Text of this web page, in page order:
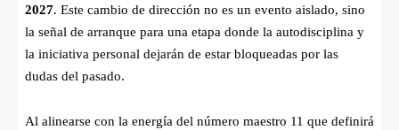
2027. Este cambio de dirección no es un evento aislado, sino
la señal de arranque para una etapa donde la autodisciplina y
la iniciativa personal dejarán de estar bloqueadas por las
dudas del pasado.
Al alinearse con la energía del número maestro 11 que definirá